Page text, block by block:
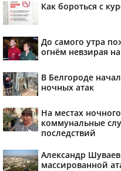
Как бороться с
До самого утра
огнём невзирая
В Белгороде
ночных атак
На местах
коммунальные
последствий
Александр
массированной